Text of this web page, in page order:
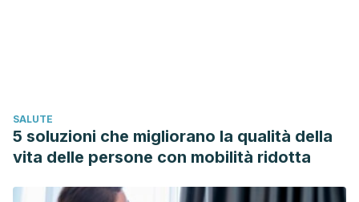
Kaina, B. (2012). Nutrition in adult and childhood cancer:
role of carcinogens and anti-carcinogens. Anticancer
SALUTE
5 soluzioni che migliorano la qualità della
vita delle persone con mobilità ridotta